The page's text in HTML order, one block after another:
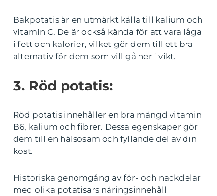
Bakpotatis är en utmärkt källa till kalium och
vitamin C. De är också kända för att vara låga
i fett och kalorier, vilket gör dem till ett bra
alternativ för dem som vill gå ner i vikt.
3. Röd potatis:
Röd potatis innehåller en bra mängd vitamin
B6, kalium och fibrer. Dessa egenskaper gör
dem till en hälsosam och fyllande del av din
kost.
Historiska genomgång av för- och nackdelar
med olika potatisars näringsinnehåll